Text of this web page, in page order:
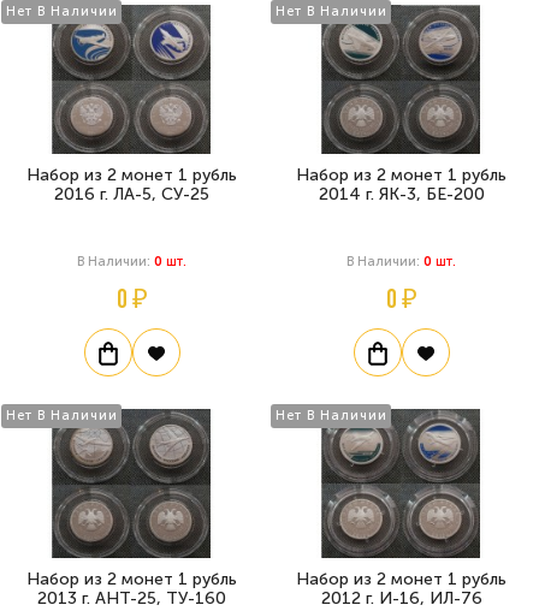
Нет В Наличии
Набор из 2 монет 1 рубль
2016 г. ЛА-5, СУ-25
В Наличии: 0 Шт.
0 ₽
Нет В Наличии
Набор из 2 монет 1 рубль
2014 г. ЯК-3, БЕ-200
В Наличии: 0 Шт.
0 ₽
Нет В Наличии
Набор из 2 монет 1 рубль
2013 г. АНТ-25, ТУ-160
Нет В Наличии
Набор из 2 монет 1 рубль
2012 г. И-16, ИЛ-76